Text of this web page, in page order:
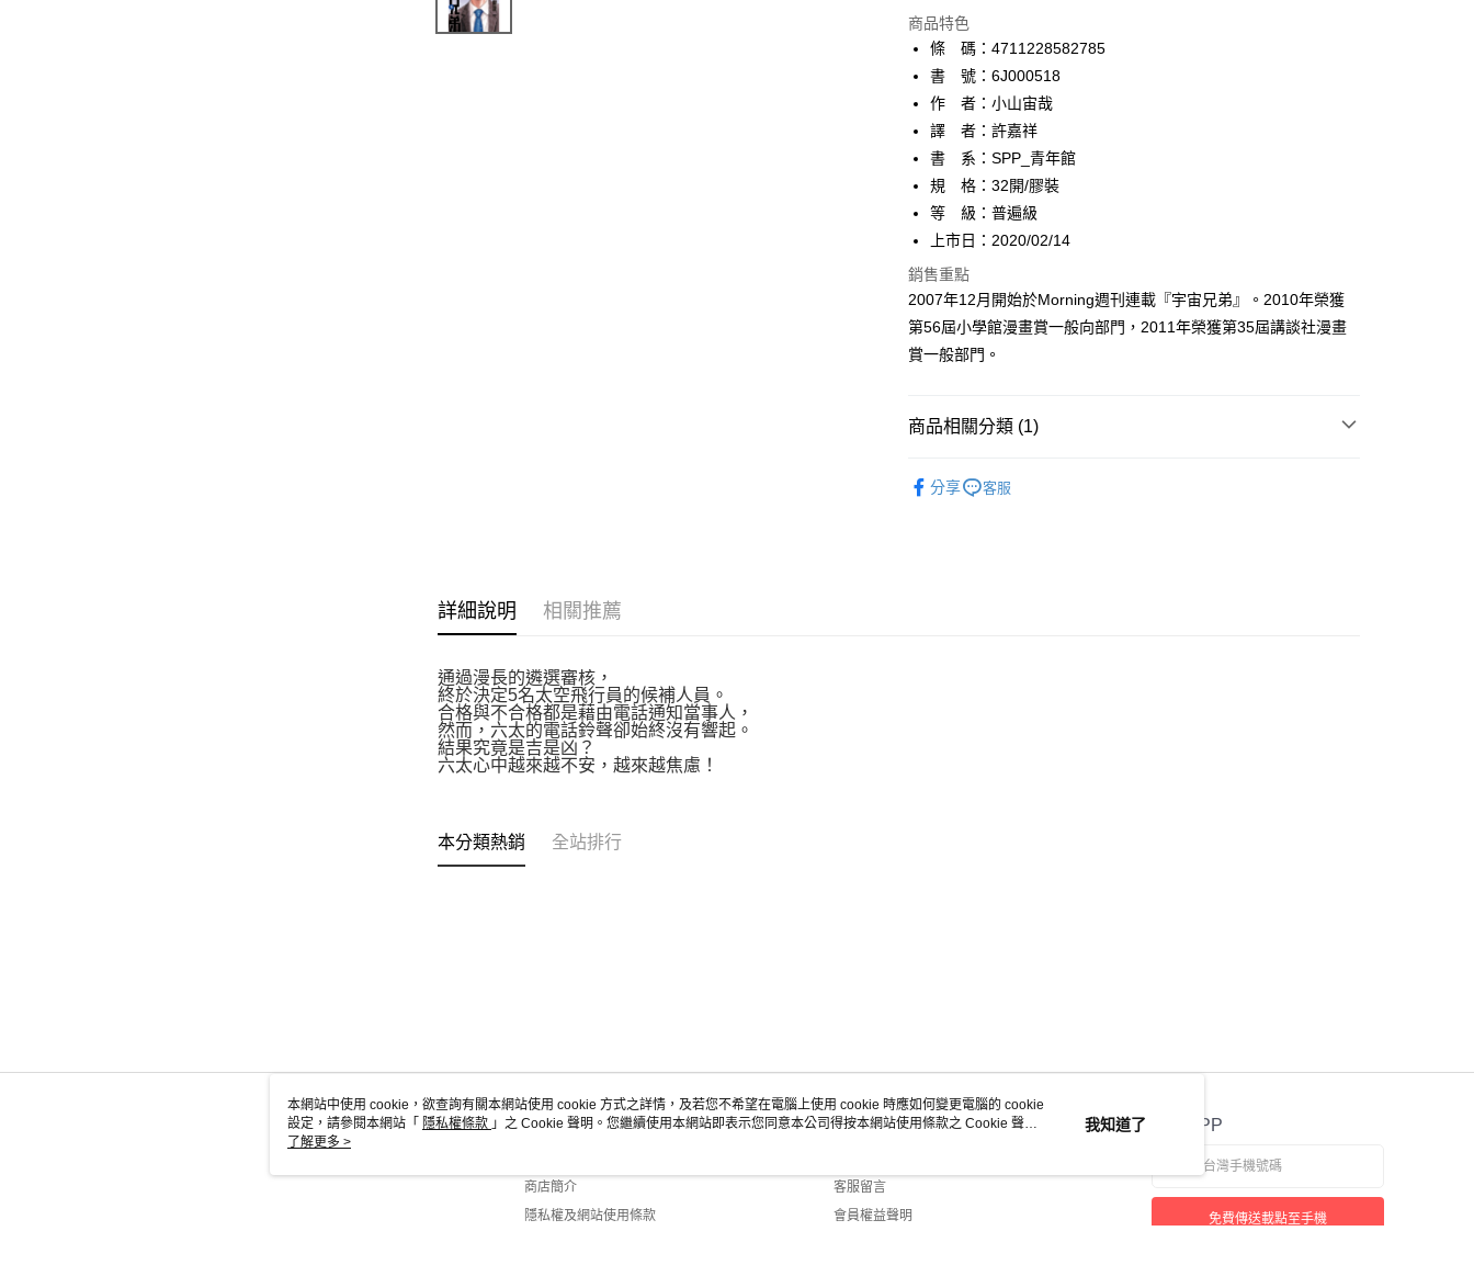
AFTEE先享後付
相關說明
AFTEE先享後付是「在收到商品之後才付款」的支付方式。 讓您購物簡單
便利好安心！
１．簡單：不需註冊會員、不需綁卡、不需儲值。
２．便利：只要手機號碼，簡訊認證，即可結帳。
３．安心：先確認商品／服務後，再付款。
１．於結帳方式選擇「AFTEE先享後付」後，將跳轉至「AFTEE先享後
付」結帳頁面，進行簡訊認證並確認金額後，即可完成結帳。
２．訂單成立數日內，您將收到繳費通知簡訊。
３．收到繳費通知簡訊後14天內，點擊此簡訊中的連結，可透過四大超商
／ATM／網路銀行／等多元方式進行付款，方視為交易完成。
※ 請注意：結帳手續完成當下不需立刻繳費，但若您需要取消訂單，請聯
絡購買商品的店家。未經商家同意取消之訂單仍視為有效，需透過AFTEE
是否繳費成功／繳費後需取消欲退款等相關疑問，請聯繫「AFTEE先享後
【注意事項】
ATM付款
運送方式
全家取貨付款
每筆NT$80，滿NT$500(含以上)免運費
付款後全家取貨
每筆NT$80，滿NT$500(含以上)免運費
萊爾富取貨付款
付款後萊爾富取貨
7-11取貨付款
商品特色
條 碼：4711228582785
書 號：6J000518
作 者：小山宙哉
譯 者：許嘉祥
書 系：SPP_青年館
規 格：32開/膠裝
等 級：普遍級
上市日：2020/02/14
銷售重點
2007年12月開始於Morning週刊連載『宇宙兄弟』。2010年榮獲
第56屆小學館漫畫賞一般向部門，2011年榮獲第35屆講談社漫畫
賞一般部門。
商品相關分類 (1)
分享
客服
詳細說明 相關推薦
通過漫長的遴選審核，
終於決定5名太空飛行員的候補人員。
合格與不合格都是藉由電話通知當事人，
然而，六太的電話鈴聲卻始終沒有響起。
結果究竟是吉是凶？
六太心中越來越不安，越來越焦慮！
本分類熱銷 全站排行
關於我們
商店簡介
隱私權及網站使用條款
客服資訊
客服留言
會員權益聲明
官方APP
免費傳送載點至手機
本網站中使用 cookie，欲查詢有關本網站使用 cookie 方式之詳情，及若您不希望在電腦上使用 cookie 時應如何變更電腦的 cookie
設定，請參閱本網站「 隱私權條款 」之 Cookie 聲明。您繼續使用本網站即表示您同意本公司得按本網站使用條款之 Cookie 聲明
使用 cookie。
了解更多 >
我知道了